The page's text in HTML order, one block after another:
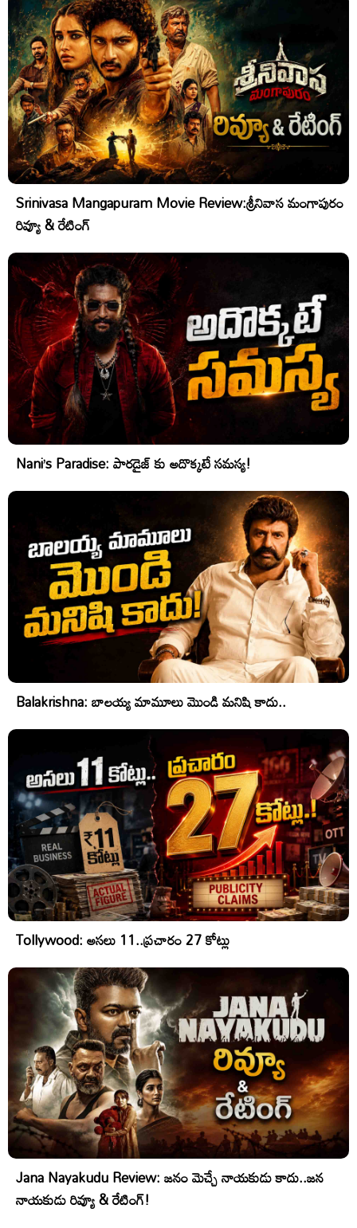
Srinivasa Mangapuram Movie Review:శ్రీనివాస మంగాపురం
రివ్యూ & రేటింగ్
Nani’s Paradise: పారడైజ్ కు అదొక్కటే సమస్య!
Balakrishna: బాలయ్య మామూలు మొండి మనిషి కాదు..
Tollywood: అసలు 11..ప్రచారం 27 కోట్లు
Jana Nayakudu Review: జనం మెచ్చే నాయకుడు కాదు..జన
నాయకుడు రివ్యూ & రేటింగ్!